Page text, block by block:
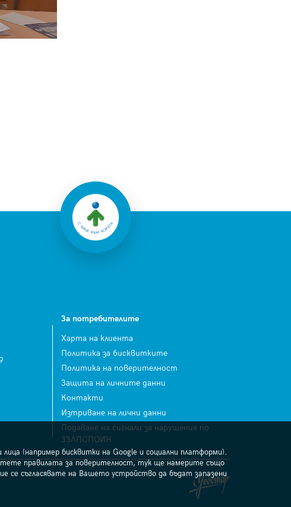
За потребителите
Харта на клиента
Политика за бисквитките
Политика на поверителност
Защита на личните данни
Контакти
Изтриване на лични данни
Подаване на сигнали за нарушения по
ЗЗЛПСПОИН
(например бисквитки на Google и социални платформи).
правилата за поверителност, тук ще намерите също
се съгласявате на Вашето устройство да бъдат запазени